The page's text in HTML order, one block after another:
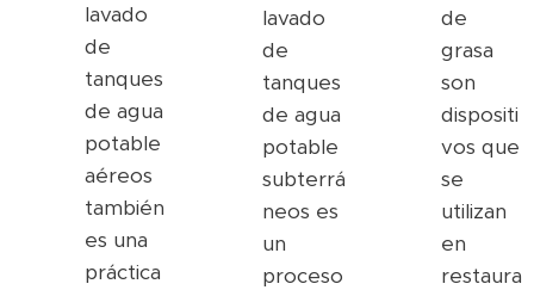
lavado
de
tanques
de agua
potable
aéreos
también
es una
práctica
lavado
de
tanques
de agua
potable
subterrá
neos es
un
proceso
de
grasa
son
dispositi
vos que
se
utilizan
en
restaura